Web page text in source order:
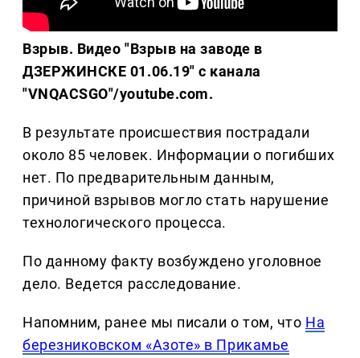
Взрыв. Видео "Взрыв на заводе в
ДЗЕРЖИНСКЕ 01.06.19" с канала
"VNQACSGO"/youtube.com.
В результате происшествия пострадали
около 85 человек. Информации о погибших
нет. По предварительным данным,
причиной взрывов могло стать нарушение
технологического процесса.
По данному факту возбуждено уголовное
дело. Ведется расследование.
Напомним, ранее мы писали о том, что На
березниковском «Азоте» в Прикамье